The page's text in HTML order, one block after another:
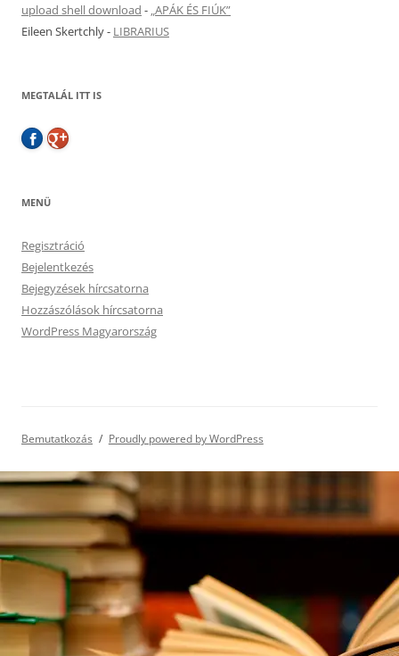
upload shell download - „APÁK ÉS FIÚK”
Eileen Skertchly- LIBRARIUS
MEGTALÁL ITT IS
MENÜ
Regisztráció
Bejelentkezés
Bejegyzések hírcsatorna
Hozzászólások hírcsatorna
WordPress Magyarország
Bemutatkozás Proudly powered by WordPress